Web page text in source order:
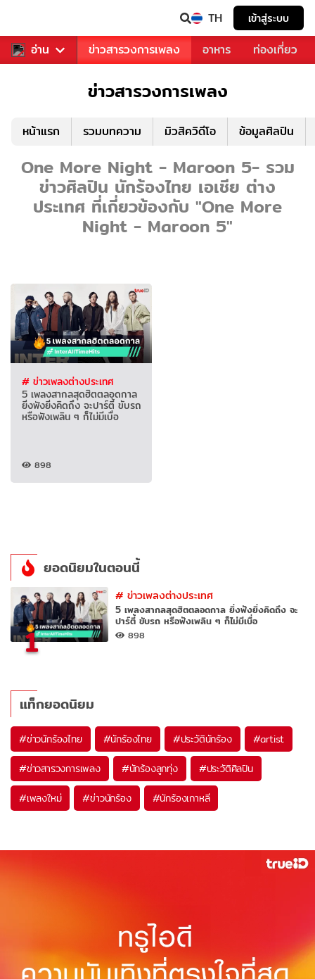
TH เข้าสู่ระบบ
อ่าน
ข่าวบันเทิง ข่าวสารวงการเพลง อาหาร ท่องเที่ยว
ข่าวสารวงการเพลง
หน้าแรก รวมบทความ มิวสิควิดีโอ ข้อมูลศิลปิน
One More Night - Maroon 5- รวม
ข่าวศิลปิน นักร้องไทย เอเชีย ต่าง
ประเทศ ที่เกี่ยวข้องกับ "One More
Night - Maroon 5"
# ข่าวเพลงต่างประเทศ
5 เพลงสากลสุดฮิตตลอดกาล
ยิ่งฟังยิ่งคิดถึง จะปาร์ตี้ ขับรถ
หรือฟังเพลิน ๆ ก็ไม่มีเบื่อ
898
ยอดนิยมในตอนนี้
1
#ข่าวเพลงต่างประเทศ
5 เพลงสากลสุดฮิตตลอดกาล ยิ่งฟังยิ่งคิดถึง จะ
ปาร์ตี้ ขับรถ หรือฟังเพลิน ๆ ก็ไม่มีเบื่อ
898
แท็กยอดนิยม
#ข่าวนักร้องไทย #นักร้องไทย #ประวัตินักร้อง #artist
#ข่าวสารวงการเพลง #นักร้องลูกทุ่ง #ประวัติศิลปิน
#เพลงใหม่ #ข่าวนักร้อง #นักร้องเกาหลี